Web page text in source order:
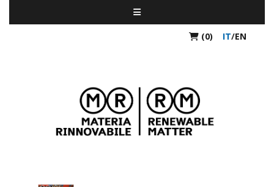
(0) IT/EN